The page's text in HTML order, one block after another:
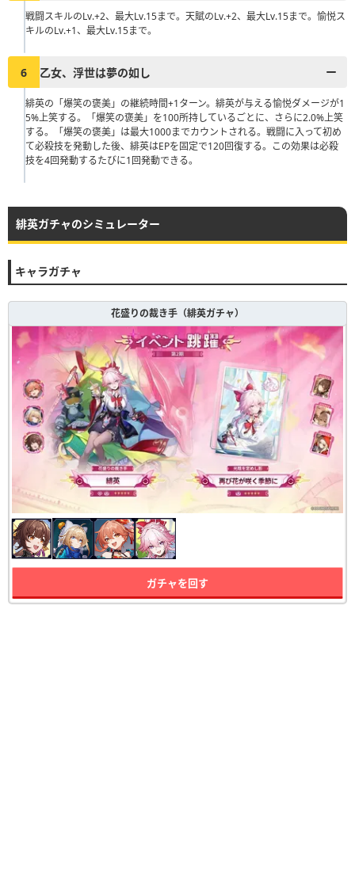
戦闘スキルのLv.+2、最大Lv.15まで。天賦のLv.+2、最大Lv.15まで。愉悦ス
キルのLv.+1、最大Lv.15まで。
6 乙女、浮世は夢の如し
緋英の「爆笑の褒美」の継続時間+1ターン。緋英が与える愉悦ダメージが1
5%上笑する。「爆笑の褒美」を100所持しているごとに、さらに2.0%上笑
する。「爆笑の褒美」は最大1000までカウントされる。戦闘に入って初め
て必殺技を発動した後、緋英はEPを固定で120回復する。この効果は必殺
技を4回発動するたびに1回発動できる。
緋英ガチャのシミュレーター
キャラガチャ
花盛りの裁き手（緋英ガチャ）
ガチャを回す